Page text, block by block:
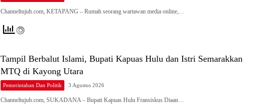
Channeltujuh.com, KETAPANG – Rumah seorang wartawan media online,…
Tampil Berbalut Islami, Bupati Kapuas Hulu dan Istri Semarakkan
MTQ di Kayong Utara
Pemerintahan Dan Politik 3 Agustus 2026
Channeltujuh.com, SUKADANA – Bupati Kapuas Hulu Fransiskus Diaan…